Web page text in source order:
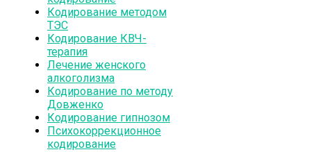
Кодирование методом
ТЭС
Кодирование КВЧ-
терапия
Лечение женского
алкоголизма
Кодирование по методу
Довженко
Кодирование гипнозом
Психокоррекционное
кодирование